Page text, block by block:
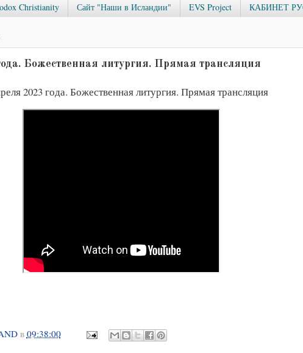
Christianity Сайт "Наши в Исландии" EVS Project КАБИНЕТ
Божественная литургия. Прямая трансляция
2023 года. Божественная литургия. Прямая трансляция
в 09:38:00